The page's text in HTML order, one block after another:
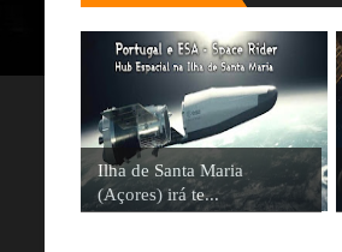
Ilha de Santa Maria
(Açores) irá te...